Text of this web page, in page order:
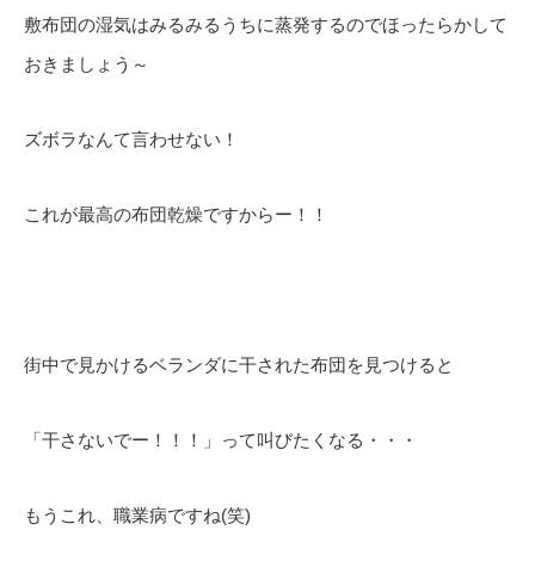
敷布団の湿気はみるみるうちに蒸発するのでほったらかして
おきましょう～
ズボラなんて言わせない！
これが最高の布団乾燥ですからー！！
街中で見かけるベランダに干された布団を見つけると
「干さないでー！！！」って叫びたくなる・・・
もうこれ、職業病ですね(笑)